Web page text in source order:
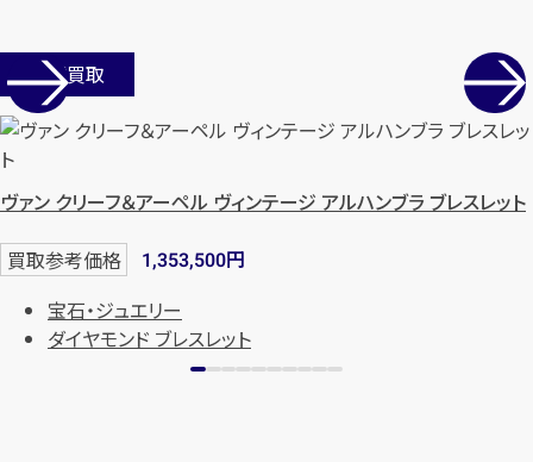
店舗買取
ヴァン クリーフ＆アーペル ヴィンテージ アルハンブラ ブレスレット
買取参考価格 1,353,500円
宝石・ジュエリー
ダイヤモンド ブレスレット